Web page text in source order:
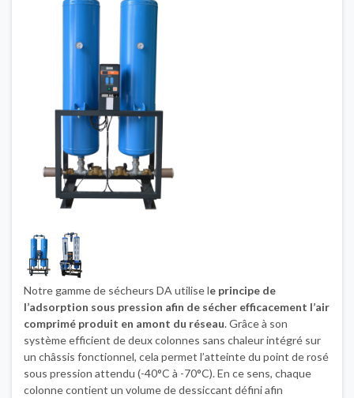
Notre gamme de sécheurs DA utilise le principe de
l’adsorption sous pression afin de sécher efficacement l’air
comprimé produit en amont du réseau. Grâce à son
système efficient de deux colonnes sans chaleur intégré sur
un châssis fonctionnel, cela permet l’atteinte du point de rosé
sous pression attendu (-40°C à -70°C). En ce sens, chaque
colonne contient un volume de dessiccant défini afin